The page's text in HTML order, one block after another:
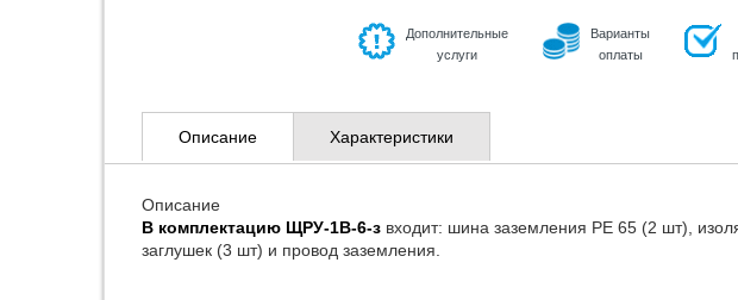
Дополнительные
услуги
Варианты
оплаты
Описание Характеристики
Описание
В комплектацию ЩРУ-1В-6-з входит: шина заземления РЕ 65 (2 шт),
заглушек (3 шт) и провод заземления.